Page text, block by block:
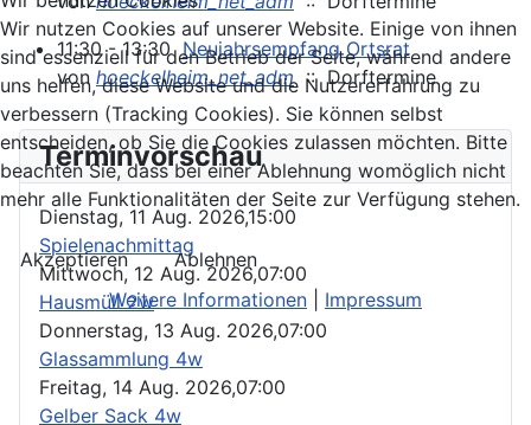
11:30 - 13:30Neujahrsempfang Ortsrat
von hoeckelheim_net_adm:: Dorftermine
Terminvorschau
Dienstag, 11 Aug. 2026,15:00
Spielenachmittag
Mittwoch, 12 Aug. 2026,07:00
Hausmüll 2w
Donnerstag, 13 Aug. 2026,07:00
Glassammlung 4w
Freitag, 14 Aug. 2026,07:00
Gelber Sack 4w
Wir nutzen Cookies auf unserer Website. Einige von ihnen
sind essenziell für den Betrieb der Seite, während andere
uns helfen, diese Website und die Nutzererfahrung zu
verbessern (Tracking Cookies). Sie können selbst
entscheiden, ob Sie die Cookies zulassen möchten. Bitte
beachten Sie, dass bei einer Ablehnung womöglich nicht
mehr alle Funktionalitäten der Seite zur Verfügung stehen.
Akzeptieren
Ablehnen
Weitere Informationen
Impressum